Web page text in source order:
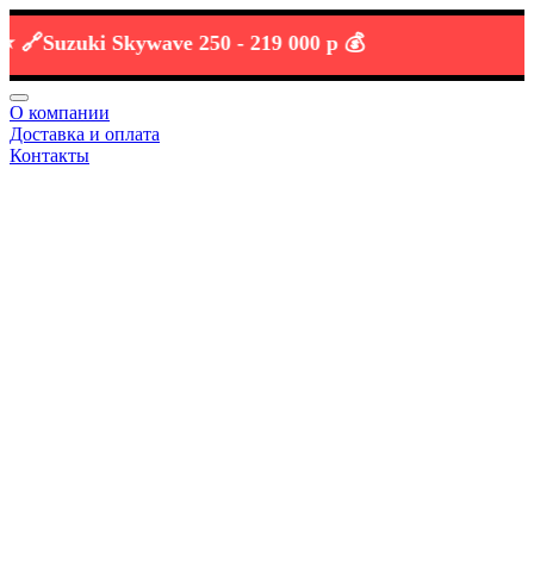
Skywave 250 - 219 000 р 💰
О компании
Доставка и оплата
Контакты